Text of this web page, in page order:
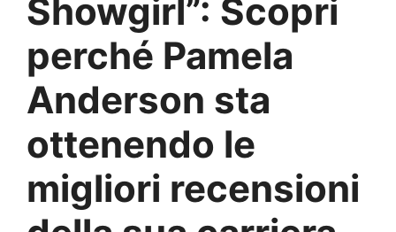
Showgirl”: Scopri
perché Pamela
Anderson sta
ottenendo le
migliori recensioni